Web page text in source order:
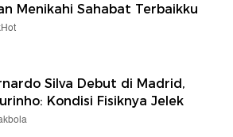
Menikahi Sahabat Terbaikku
Silva Debut di Madrid,
Kondisi Fisiknya Jelek